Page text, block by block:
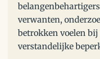
verwanten,
betrokken voelen bij
verstandelijke